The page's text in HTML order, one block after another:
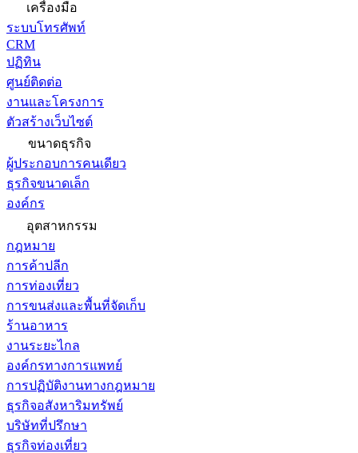
เครื่องมือ
ระบบโทรศัพท์
CRM
ปฏิทิน
ศูนย์ติดต่อ
งานและโครงการ
ตัวสร้างเว็บไซต์
ขนาดธุรกิจ
ผู้ประกอบการคนเดียว
ธุรกิจขนาดเล็ก
องค์กร
อุตสาหกรรม
กฎหมาย
การค้าปลีก
การท่องเที่ยว
การขนส่งและพื้นที่จัดเก็บ
ร้านอาหาร
งานระยะไกล
องค์กรทางการแพทย์
การปฏิบัติงานทางกฎหมาย
ธุรกิจอสังหาริมทรัพย์
บริษัทที่ปรึกษา
ธุรกิจท่องเที่ยว